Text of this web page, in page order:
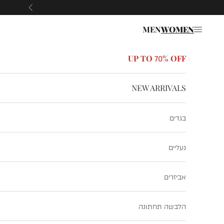
הקודם
תפריט
WOMEN
MEN
UP TO 70% OFF
NEW ARRIVALS
בגדים
נעליים
אביזרים
הלבשה תחתונה